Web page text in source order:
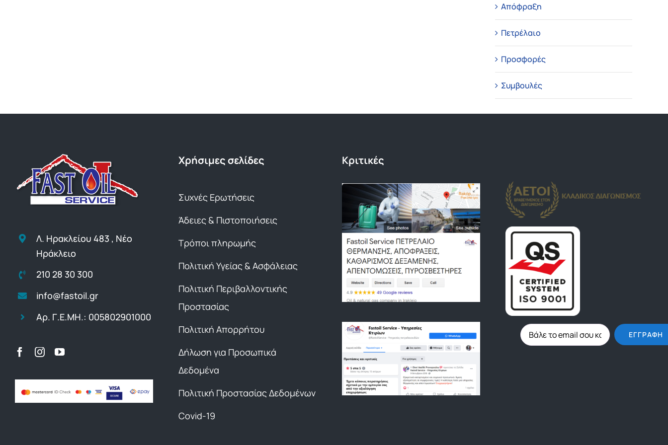
Απόφραξη
Πετρέλαιο
Προσφορές
Συμβουλές
Λ. Ηρακλείου 483 , Νέο
Ηράκλειο
210 28 30 300
info@fastoil.gr
Αρ. Γ.Ε.ΜΗ.: 005802901000
Χρήσιμες σελίδες
Συχνές Ερωτήσεις
Άδειες & Πιστοποιήσεις
Τρόποι πληρωμής
Πολιτική Υγείας & Ασφάλειας
Πολιτική Περιβαλλοντικής
Προστασίας
Πολιτική Απορρήτου
Δήλωση για Προσωπικά
Δεδομένα
Πολιτική Προστασίας Δεδομένων
Covid-19
Κριτικές
ΕΓΓΡΑΦΉ